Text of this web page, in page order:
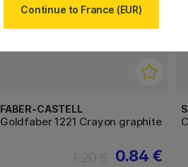
FABER-CASTELL
Goldfaber 1221 Crayon graphite
0.84 €
Continue to France (EUR)